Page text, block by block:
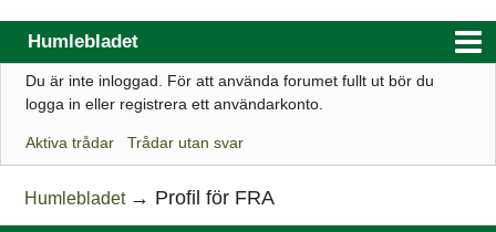
Humlebladet
Index
Regler
Sök
Du är inte inloggad. För att använda forumet fullt ut bör du
logga in eller registrera ett användarkonto.
Aktiva trådar Trådar utan svar
Humlebladet → Profil för FRA